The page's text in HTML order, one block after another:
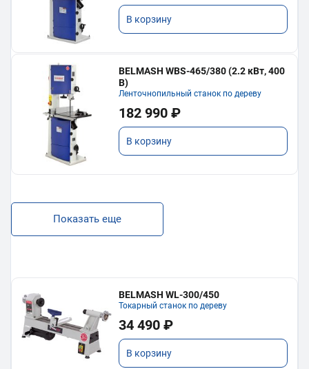
В корзину
BELMASH WBS-465/380 (2.2 кВт, 400
В)
Ленточнопильный станок по дереву
182 990 ₽
В корзину
Показать еще
BELMASH WL-300/450
Токарный станок по дереву
34 490 ₽
В корзину